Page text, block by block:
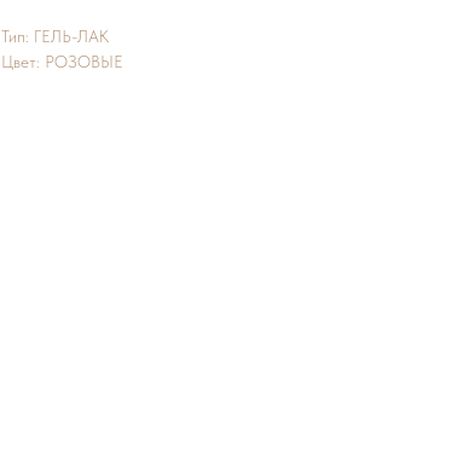
Тип: ГЕЛЬ-ЛАК
Цвет: РОЗОВЫЕ